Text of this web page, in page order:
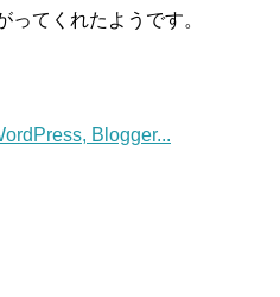
ってくれたようです。